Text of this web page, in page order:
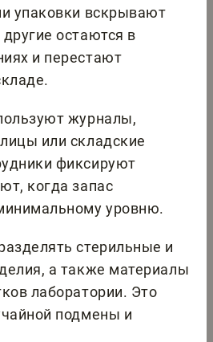
упаковки вскрывают
остаются в
и перестают
журналы,
или складские
фиксируют
когда запас
уровню.
стерильные и
а также материалы
лаборатории. Это
подмены и